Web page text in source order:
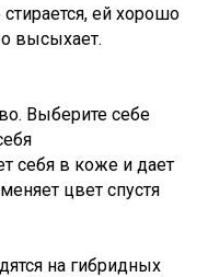
ей хорошо
высыхает.
Выберите себе
себя в коже и дает
цвет спустя
на гибридных